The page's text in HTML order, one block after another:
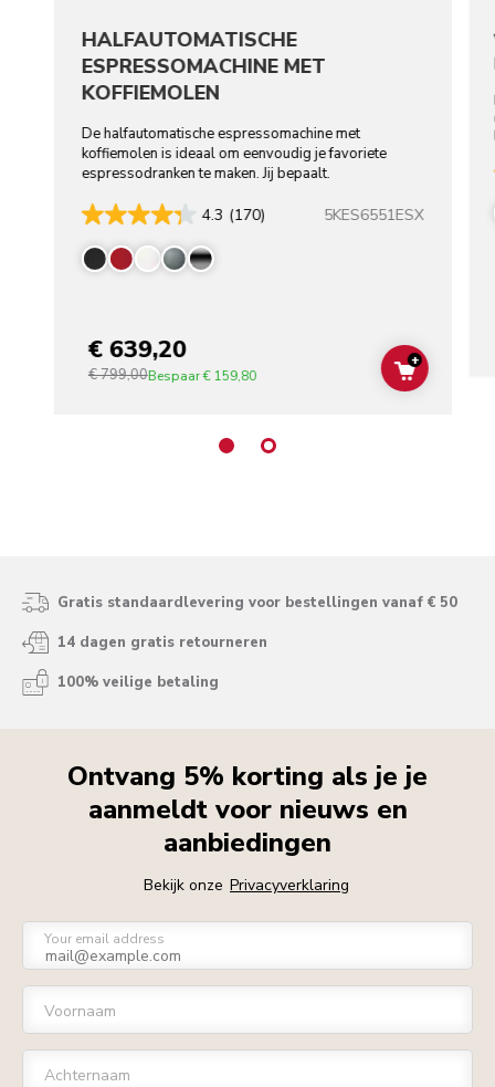
HALFAUTOMATISCHE
ESPRESSOMACHINE MET
KOFFIEMOLEN
De halfautomatische espressomachine met
koffiemolen is ideaal om eenvoudig je favoriete
espressodranken te maken. Jij bepaalt.
4.3 (170) 5KES6551ESX
€ 639,20
€ 799,00Bespaar€ 159,80 ADD TO
+
Gratis standaardlevering voor bestellingen vanaf € 50
14 dagen gratis retourneren
100% veilige betaling
Ontvang 5% korting als je je
aanmeldt voor nieuws en
aanbiedingen
Bekijk onze Privacyverklaring
Your email address
Voornaam
Achternaam